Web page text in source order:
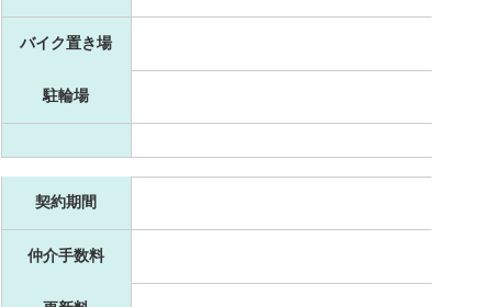
バイク置き場
駐輪場
契約期間
仲介手数料